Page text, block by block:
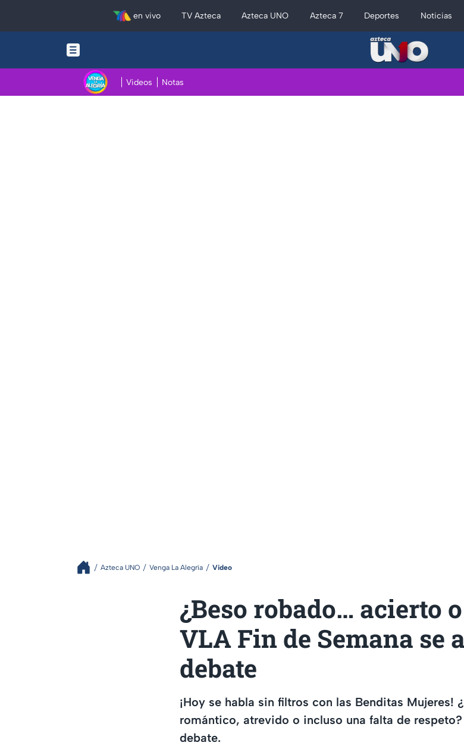
en vivo TV Azteca Azteca UNO Azteca 7 Deportes Noticias
Videos Notas
Azteca UNO Venga La Alegría Video
¿Beso robado… acierto
VLA Fin de Semana se
debate
¡Hoy se habla sin filtros con las Benditas Mujeres!
romántico, atrevido o incluso una falta de
debate.